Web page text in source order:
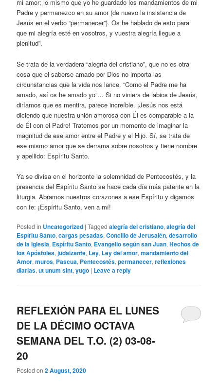
mi amor; lo mismo que yo he guardado los mandamientos de mi
Padre y permanezco en su amor (de nuevo la insistencia de
Jesús en el verbo “permanecer”). Os he hablado de esto para
que mi alegría esté en vosotros, y vuestra alegría llegue a
plenitud”.
Se trata de la verdadera “alegría del cristiano”, que no es otra
cosa que el saberse amado por Dios no importa las
circunstancias que la vida nos lance. “Como el Padre me ha
amado, así os he amado yo”… Si no viniera de labios de Jesús,
diríamos que es mentira, parece increíble. ¡Jesús nos está
diciendo que nuestra unión amorosa con Él es comparable a la
de Él con el Padre! Tratemos por un momento de imaginar la
magnitud de ese amor entre el Padre y el Hijo. Sí, se trata de
ese mismo amor que se derrama sobre nosotros y tiene nombre
y apellido: Espíritu Santo.
Ya se divisa en el horizonte la solemnidad de Pentecostés, y la
presencia del Espíritu Santo se hace cada día más patente en la
liturgia. Abramos nuestros corazones a ese Espíritu y digamos
con fe: ¡Espíritu Santo, ven a mí!
Posted in Uncategorized |Tagged alegría del cristiano,alegría del
Espíritu Santo,cargas pesadas,Concilio de Jerusalén,desarrollo
de la Iglesia, Espíritu Santo, Evangelio según san Juan,Hechos de
los Apóstoles,judaizante, Ley, Ley del amor,mandamiento del
Amor,muros, Pascua, Pentecostés,permanecer,reflexiones
diarias,ut unum sint,yugo | Leave a reply
REFLEXIÓN PARA EL LUNES
DE LA DÉCIMO OCTAVA
SEMANA DEL T.O. (2) 03-08-
20
Posted on2 August, 2020